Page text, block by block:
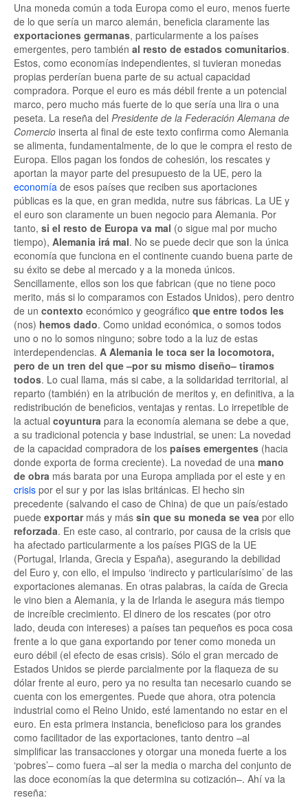
Una moneda común a toda Europa como el euro, menos fuerte
de lo que sería un marco alemán, beneficia claramente las
exportaciones germanas, particularmente a los países
emergentes, pero también al resto de estados comunitarios.
Estos, como economías independientes, si tuvieran monedas
propias perderían buena parte de su actual capacidad
compradora. Porque el euro es más débil frente a un potencial
marco, pero mucho más fuerte de lo que sería una lira o una
peseta. La reseña del Presidente de la Federación Alemana de
Comercio inserta al final de este texto confirma como Alemania
se alimenta, fundamentalmente, de lo que le compra el resto de
Europa. Ellos pagan los fondos de cohesión, los rescates y
aportan la mayor parte del presupuesto de la UE, pero la
economía de esos países que reciben sus aportaciones
públicas es la que, en gran medida, nutre sus fábricas. La UE y
el euro son claramente un buen negocio para Alemania. Por
tanto, si el resto de Europa va mal (o sigue mal por mucho
tiempo), Alemania irá mal. No se puede decir que son la única
economía que funciona en el continente cuando buena parte de
su éxito se debe al mercado y a la moneda únicos.
Sencillamente, ellos son los que fabrican (que no tiene poco
merito, más si lo comparamos con Estados Unidos), pero dentro
de un contexto económico y geográfico que entre todos les
(nos) hemos dado. Como unidad económica, o somos todos
uno o no lo somos ninguno; sobre todo a la luz de estas
interdependencias. A Alemania le toca ser la locomotora,
pero de un tren del que –por su mismo diseño– tiramos
todos. Lo cual llama, más si cabe, a la solidaridad territorial, al
reparto (también) en la atribución de meritos y, en definitiva, a la
redistribución de beneficios, ventajas y rentas. Lo irrepetible de
la actual coyuntura para la economía alemana se debe a que,
a su tradicional potencia y base industrial, se unen: La novedad
de la capacidad compradora de los países emergentes (hacia
donde exporta de forma creciente). La novedad de una mano
de obra más barata por una Europa ampliada por el este y en
crisis por el sur y por las islas británicas. El hecho sin
precedente (salvando el caso de China) de que un país/estado
puede exportarmás y más sin que su moneda se vea por ello
reforzada. En este caso, al contrario, por causa de la crisis que
ha afectado particularmente a los países PIGS de la UE
(Portugal, Irlanda, Grecia y España), asegurando la debilidad
del Euro y, con ello, el impulso ‘indirecto y particularísimo’ de las
exportaciones alemanas. En otras palabras, la caída de Grecia
le vino bien a Alemania, y la de Irlanda le asegura más tiempo
de increíble crecimiento. El dinero de los rescates (por otro
lado, deuda con intereses) a países tan pequeños es poca cosa
frente a lo que gana exportando por tener como moneda un
euro débil (el efecto de esas crisis). Sólo el gran mercado de
Estados Unidos se pierde parcialmente por la flaqueza de su
dólar frente al euro, pero ya no resulta tan necesario cuando se
cuenta con los emergentes. Puede que ahora, otra potencia
industrial como el Reino Unido, esté lamentando no estar en el
euro. En esta primera instancia, beneficioso para los grandes
como facilitador de las exportaciones, tanto dentro –al
simplificar las transacciones y otorgar una moneda fuerte a los
‘pobres’– como fuera –al ser la media o marcha del conjunto de
las doce economías la que determina su cotización–. Ahí va la
reseña: